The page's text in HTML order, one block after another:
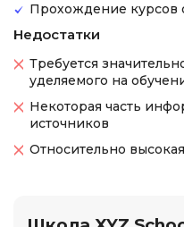
Прохождение курсов
Недостатки
Требуется
уделяемого на
Некоторая часть
источников
Относительно